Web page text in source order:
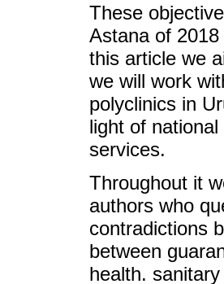
These
Astana of
this article we
we will work
polyclinics in
light of
services.
Throughout it
authors who
contradictions
between
health.